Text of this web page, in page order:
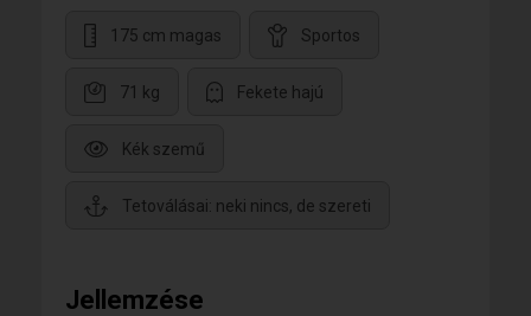
175 cm magas Sportos
71 kg Fekete hajú
Kék szemű
Tetoválásai: neki nincs, de szereti
Jellemzése